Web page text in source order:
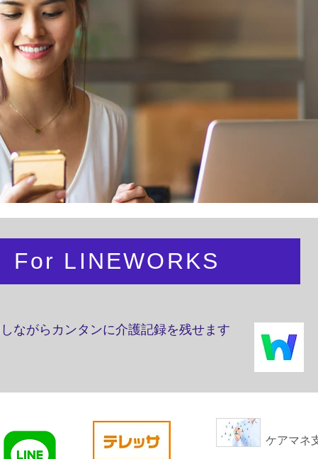
For LINEWORKS
ながらカンタンに介護記録を残せます
ケアマネ